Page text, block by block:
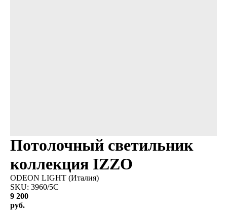
Потолочный светильник
коллекция IZZO
ODEON LIGHT (Италия)
SKU: 3960/5C
9 200
руб.